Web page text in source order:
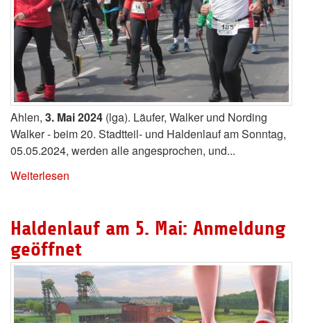
Ahlen, 3. Mai 2024 (lga). Läufer, Walker und Nording
Walker - beim 20. Stadtteil- und Haldenlauf am Sonntag,
05.05.2024, werden alle angesprochen, und...
Weiterlesen
Haldenlauf am 5. Mai: Anmeldung
geöffnet